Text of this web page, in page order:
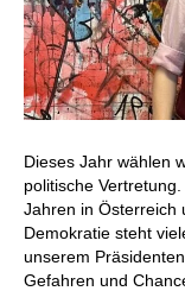
Dieses Jahr wählen
politische
Jahren in Österreich
Demokratie steht
unserem
Gefahren und